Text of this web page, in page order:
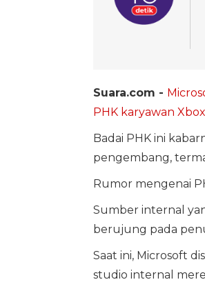
Suara.com -
PHK karyawan Xbox
Badai PHK ini
pengembang,
Rumor mengenai
Sumber internal
berujung pada
Saat ini, Microsoft
studio internal